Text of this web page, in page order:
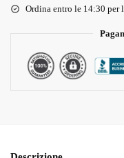
Ordina entro le 14:30 per